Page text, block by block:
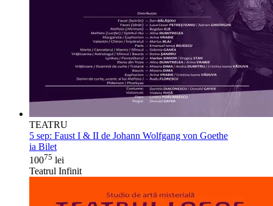
TEATRU
5 sep: Faust I & II de Johann Wolfgang von Goethe
ia Bilet
10075 lei
Teatrul Infinit